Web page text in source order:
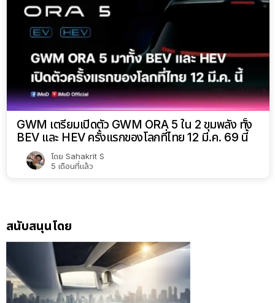
GWM เตรียมเปิดตัว GWM ORA 5 ใน 2 ขุมพลัง ทั้ง
BEV และ HEV ครั้งแรกของโลกที่ไทย 12 มี.ค. 69 นี้
โดย Sahakrit S
5 เดือนที่แล้ว
สนับสนุนโดย